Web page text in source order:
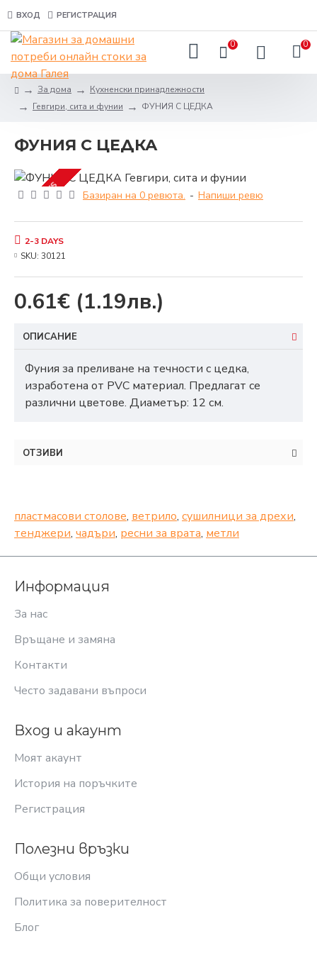
ВХОД РЕГИСТРАЦИЯ
0 0
За дома
Кухненски принадлежности
Гевгири, сита и фунии
ФУНИЯ С ЦЕДКА
ФУНИЯ С ЦЕДКА
2-3 DAYS Базиран на 0 ревюта. - Напиши ревю
0.61€ (1.19лв.)
2-3 DAYS
SKU: 30121
ОПИСАНИЕ
Фуния за преливане на течности с цедка,
изработена от PVC материал. Предлагат се
различни цветове. Диаметър: 12 см.
ОТЗИВИ
пластмасови столове, ветрило, сушилници за дрехи,
тенджери, чадъри, ресни за врата, метли
Информация
За нас
Връщане и замяна
Контакти
Често задавани въпроси
Вход и акаунт
Моят акаунт
История на поръчките
Регистрация
Полезни връзки
Общи условия
Политика за поверителност
Блог